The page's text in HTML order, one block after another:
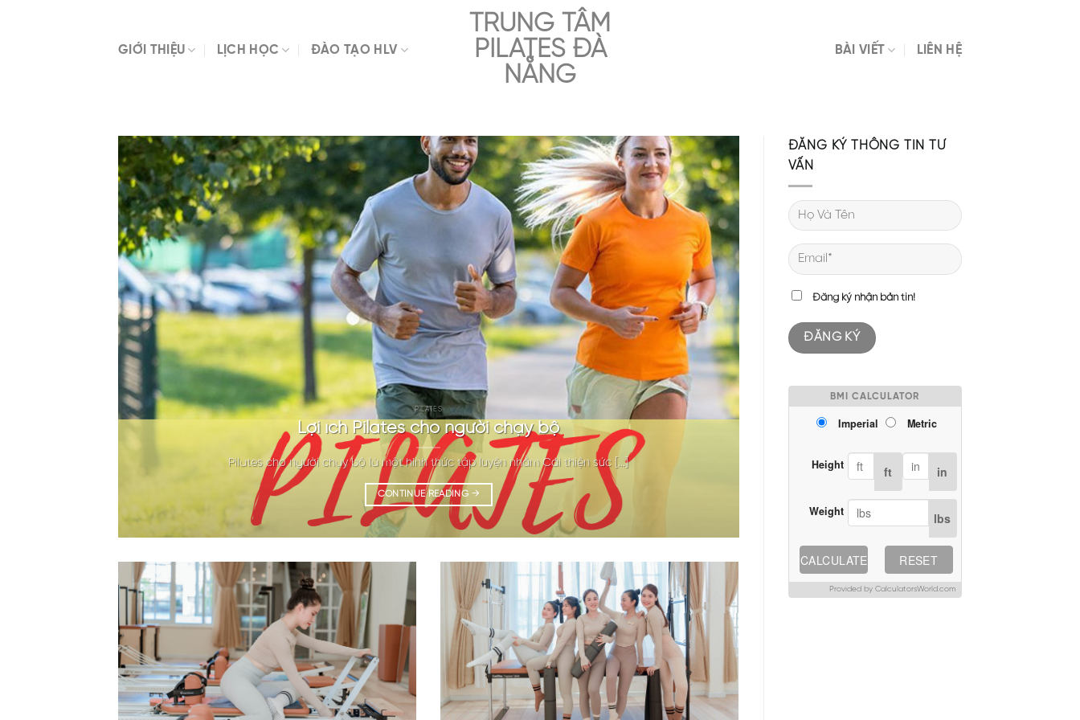
TRUNG TÂM
PILATES ĐÀ
NẴNG
GIỚI THIỆU LỊCH HỌC ĐÀO TẠO HLV BÀI VIẾT LIÊN HỆ
PILATES
Lợi ích Pilates cho người chạy bộ
Pilates cho người chạy bộ là một hình thức tập luyện nhằm Cải thiện sức [...]
CONTINUE READING →
ĐĂNG KÝ THÔNG TIN TƯ
VẤN
Đăng ký nhận bản tin!
BMI CALCULATOR
Imperial Metric
Height ft in
Weight lbs
CALCULATE RESET
Provided by CalculatorsWorld.com